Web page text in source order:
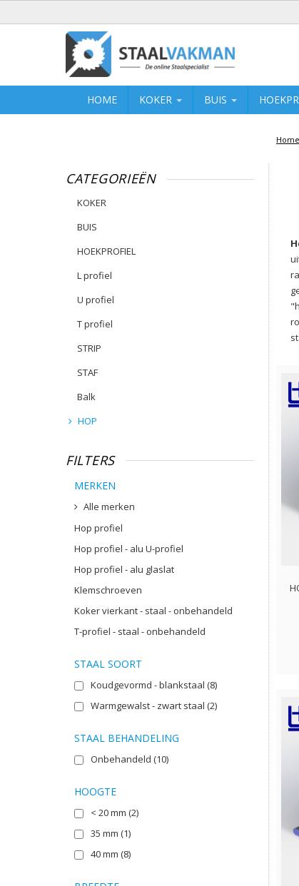
HOME KOKER BUIS
Home
CATEGORIEËN
KOKER
BUIS
HOEKPROFIEL
L profiel
U profiel
T profiel
STRIP
STAF
Balk
HOP
FILTERS
MERKEN
Alle merken
Hop profiel
Hop profiel - alu U-profiel
Hop profiel - alu glaslat
Klemschroeven
Koker vierkant - staal - onbehandeld
T-profiel - staal - onbehandeld
STAAL SOORT
Koudgevormd - blankstaal (8)
Warmgewalst - zwart staal (2)
STAAL BEHANDELING
Onbehandeld (10)
HOOGTE
< 20 mm (2)
35 mm (1)
40 mm (8)